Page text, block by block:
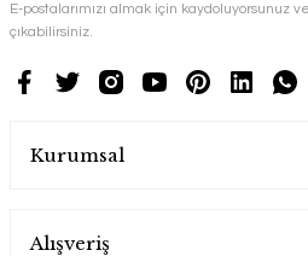
E-postalarımızı almak için
çıkabilirsiniz.
Kurumsal
Alışveriş